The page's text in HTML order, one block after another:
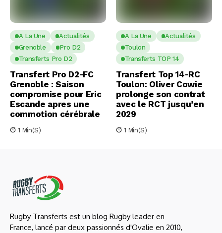
A La Une
Actualités
Grenoble
Pro D2
Transferts Pro D2
Transfert Pro D2-FC
Grenoble : Saison
compromise pour Eric
Escande apres une
commotion cérébrale
1 Min(s)
A La Une
Actualités
Toulon
Transferts TOP 14
Transfert Top 14-RC
Toulon: Oliver Cowie
prolonge son contrat
avec le RCT jusqu’en
2029
1 Min(s)
Rugby Transferts est un blog Rugby leader en
France, lancé par deux passionnés d'Ovalie en 2010,